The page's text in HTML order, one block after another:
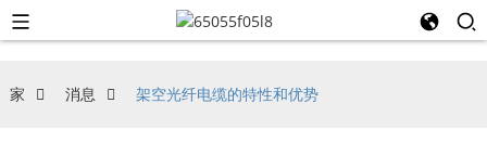
家 消息 架空光纤电缆的特性和优势